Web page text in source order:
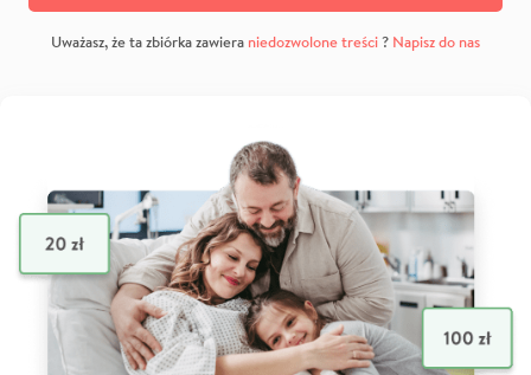
Uważasz, że ta zbiórka zawiera niedozwolone treści? Napisz do nas